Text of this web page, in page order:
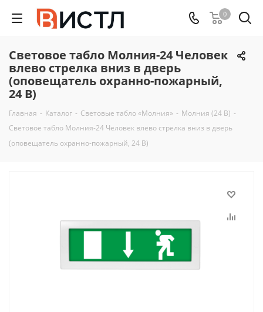
0
Световое табло Молния-24 Человек
влево стрелка вниз в дверь
(оповещатель охранно-пожарный,
24 В)
Главная - Каталог - Световые табло «Молния» - Молния (24 В) -
Световое табло Молния-24 Человек влево стрелка вниз в дверь
(оповещатель охранно-пожарный, 24 В)